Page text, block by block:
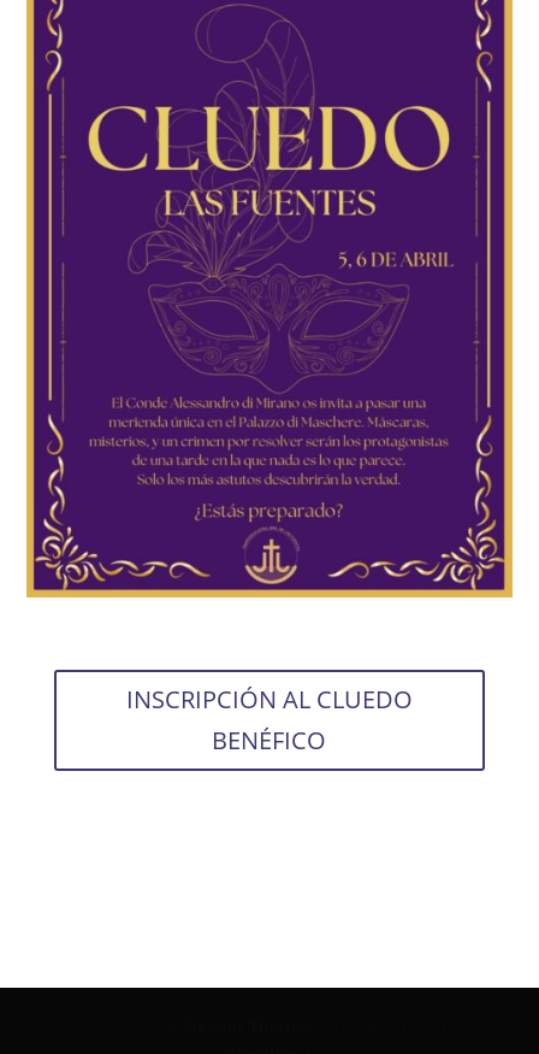
INSCRIPCIÓN AL CLUEDO
BENÉFICO